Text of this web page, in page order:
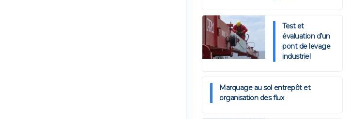
Test et
évaluation d’un
pont de levage
industriel
Marquage au sol entrepôt et
organisation des flux